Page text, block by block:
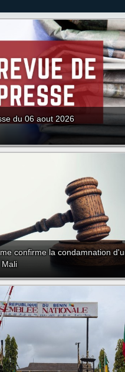
du 06 aout 2026
confirme la condamnation